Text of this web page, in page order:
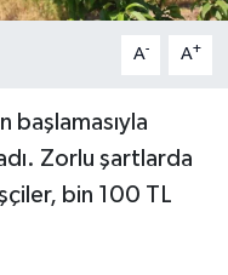
A- A+
başlamasıyla
Zorlu şartlarda
bin 100 TL